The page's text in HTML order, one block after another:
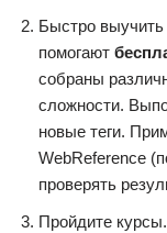
Быстро
помогают
собраны
сложности.
новые теги.
WebReference
проверять
Пройдите